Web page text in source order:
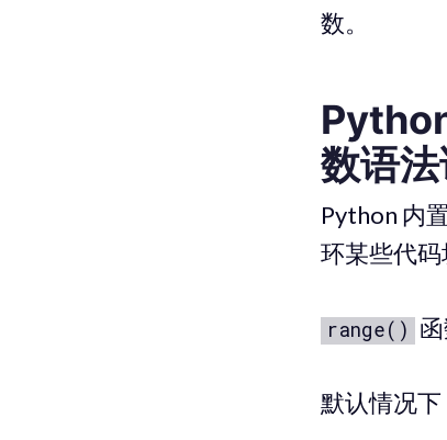
数。
数语
Python 内
环某些代码
range()
默认情况下